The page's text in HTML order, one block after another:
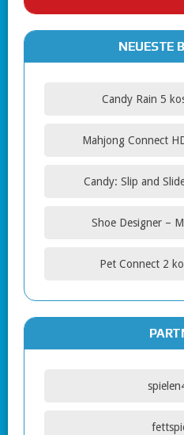
NEUESTE
Candy Rain 5
Mahjong Connect
Candy: Slip and
Shoe Designer –
Pet Connect 2